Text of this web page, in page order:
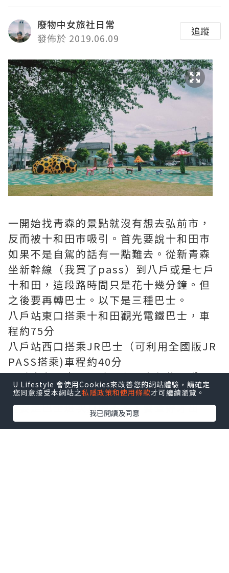
廢物中女旅社日常
發佈於 2019.06.09
追蹤
一開始找青森的景點就沒有想去弘前市，
反而被十和田市吸引。首先要說十和田市
如果不是自駕的話有一點難去。從新青森
坐新幹線（我買了pass）到八戶或是七戶
十和田，這段路時間只是花十幾分鐘。但
之後要再轉巴士。以下是三種巴士。
八戶站東口搭乘十和田觀光電鐵巴士，車
程約75分
八戶站西口搭乘JR巴士（可利用全國版JR
PASS搭乘)車程約40分
七戶十和田南口一號月台；車程約40分
（我是選這個！）
重要是巴士班次真的不多，要查好才出
發。
U Lifestyle 會使用Cookies來改善您的網站體驗，請確定
您同意接受本網站之私隱政策和使用條款才可繼續瀏覽。
我已閱讀及同意